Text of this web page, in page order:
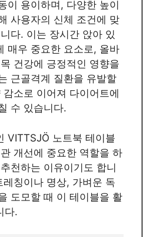
이 용이하며, 다양한 높이
사용자의 신체 조건에 맞
다. 이는 장시간 앉아 있
매우 중요한 요소로, 올바
건강에 긍정적인 영향을
근골격계 질환을 유발할
소로 이어져 다이어트에
수 있습니다.
VITTSJÖ 노트북 테이블
개선에 중요한 역할을 하
천하는 이유이기도 합니
칭이나 명상, 가벼운 독
도모할 때 이 테이블을 활
다.